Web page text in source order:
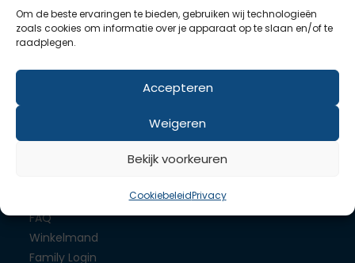
Om de beste ervaringen te bieden, gebruiken wij technologieën
zoals cookies om informatie over je apparaat op te slaan en/of te
raadplegen.
Accepteren
Weigeren
Bekijk voorkeuren
CookiebeleidPrivacy
Drupal hosting
Servers
Dedicated server
FAQ
Winkelmand
Family Login